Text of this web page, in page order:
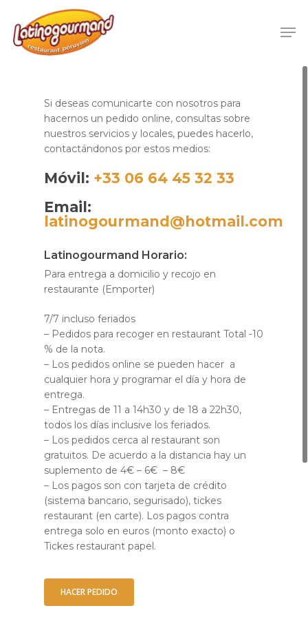
Si deseas comunicarte con nosotros para
hacernos un pedido online, consultas sobre
nuestros servicios y locales, puedes hacerlo,
contactándonos por estos medios:
Móvil: +33 06 64 45 32 33
Email:
latinogourmand@hotmail.com
Latinogourmand Horario:
Para entrega a domicilio y recojo en
restaurante (Emporter)
7/7 incluso feriados
– Pedidos para recoger en restaurant Total -10
% de la nota.
– Los pedidos online se pueden hacer a
cualquier hora y programar el día y hora de
entrega.
– Entregas de 11 a 14h30 y de 18 a 22h30,
todos los días inclusive los feriados.
– Los pedidos cerca al restaurant son
gratuitos. De acuerdo a la distancia hay un
suplemento de 4€ – 6€ – 8€
– Los pagos son con tarjeta de crédito
(sistema bancario, segurisado), tickes
restaurant (en carte). Los pagos contra
entrega solo en euros (monto exacto) o
Tickes restaurant papel.
HACER PEDIDO